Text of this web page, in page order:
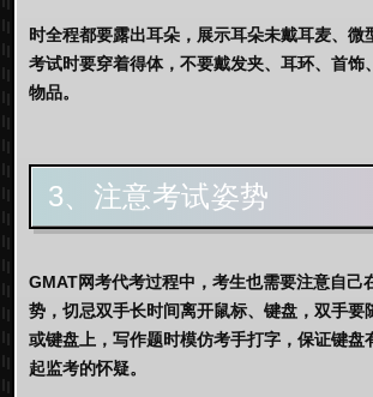
时全程都要露出耳朵，展示耳朵未戴耳麦、微
考试时要穿着得体，不要戴发夹、耳环、首饰
物品。
3、注意考试姿势
GMAT网考代考过程中，考生也需要注意自己
势，切忌双手长时间离开鼠标、键盘，双手要
或键盘上，写作题时模仿考手打字，保证键盘
起监考的怀疑。